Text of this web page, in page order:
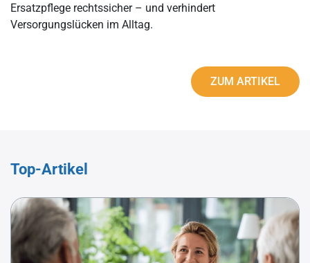
Ersatzpflege rechtssicher – und verhindert
Versorgungslücken im Alltag.
ZUM ARTIKEL
Top-Artikel